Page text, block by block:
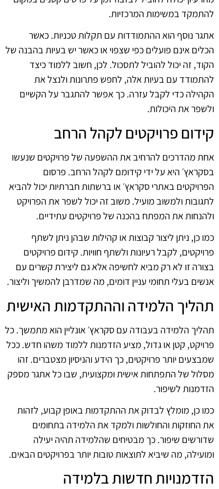
להתמקד במשימות המרכזיות.
אתגר נוסף הוא ההתמודדות עם תקלות טכניות. כאשר
הכלים אינם פועלים כפי שצפוי או כאשר יש בעיות בהבנה של
הקוד, זה יכול להוביל לתסכול. לכן, חשוב ללמוד כיצד
להתמודד עם בעיות אלה, לחפש פתרונות ולנצל את
הקהילה כדי לקבל עזרה. כך אפשר להתגבר על הקשיים
ולשפר את היכולות.
קידום פרויקטים לקהל הרחב
אחת מהדרכים להרחיב את ההשפעה של פרויקטים שנעשו
בסקראץ׳ היא על ידי קידומם לקהל הרחב. פרסום
הפרויקטים באתרי סקראץ׳ או ברשתות חברתיות יכול להביא
לתגובות ולמשוב מועיל. משוב זה יכול לשפר את הפרויקט
ולהנחות את המפתח בהכנה של פרויקטים עתידיים.
כמו כן, ניתן ליצור קבוצות או קהילות שבהן ניתן לשתף
פרויקטים, לקבל רעיונות ולשתף חוויות. קידום פרויקטים
בצורה זו לא רק מביא לחשיפה אלא גם ליצירת קשרים עם
אנשים בעלי תחומי עניין דומים, מה שמדרבן להמשיך וליצור.
תהליך הלמידה וההתקדמות האישית
תהליך הלמידה בעבודה עם סקראץ׳ אונליין הוא מתמשך. כל
פרויקט, קטן או גדול, מציע הזדמנות ללמוד משהו חדש. ככל
שמבצעים יותר פרויקטים, כך הידע והניסיון מצטברים. זהו
מסלול של התפתחות אישית ומקצועית, שבו כל אתגר מספק
הזדמנות לשיפור.
כמו כן, מומלץ לבדוק את ההתקדמות באופן קבוע, לזהות
את החוזקות והחולשות ולמקד את הלמידה בתחומים
שדורשים שיפור. כך מבטיחים שהלמידה תהיה יעילה
ומועילה, מה שיביא לתוצאות טובות יותר בפרויקטים הבאים.
הזדמנויות חדשות בלמידה